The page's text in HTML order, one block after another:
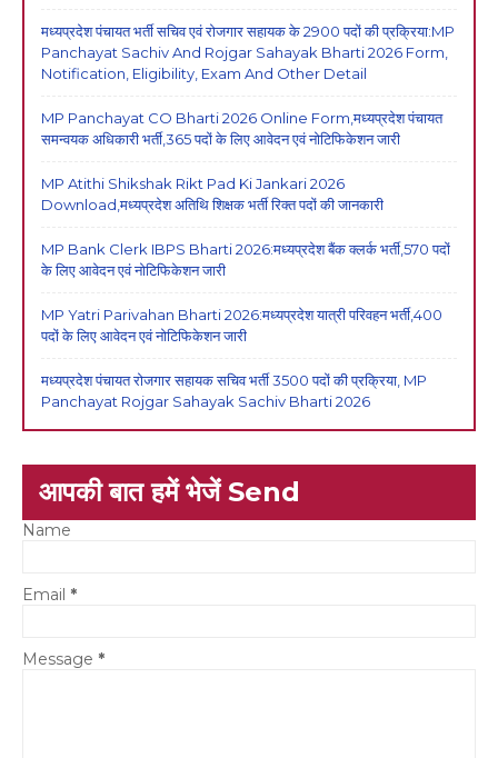
मध्यप्रदेश पंचायत भर्ती सचिव एवं रोजगार सहायक के 2900 पदों की प्रक्रिया:MP
Panchayat Sachiv And Rojgar Sahayak Bharti 2026 Form,
Notification, Eligibility, Exam And Other Detail
MP Panchayat CO Bharti 2026 Online Form,मध्यप्रदेश पंचायत
समन्वयक अधिकारी भर्ती,365 पदों के लिए आवेदन एवं नोटिफिकेशन जारी
MP Atithi Shikshak Rikt Pad Ki Jankari 2026
Download,मध्यप्रदेश अतिथि शिक्षक भर्ती रिक्त पदों की जानकारी
MP Bank Clerk IBPS Bharti 2026:मध्यप्रदेश बैंक क्लर्क भर्ती,570 पदों
के लिए आवेदन एवं नोटिफिकेशन जारी
MP Yatri Parivahan Bharti 2026:मध्यप्रदेश यात्री परिवहन भर्ती,400
पदों के लिए आवेदन एवं नोटिफिकेशन जारी
मध्यप्रदेश पंचायत रोजगार सहायक सचिव भर्ती 3500 पदों की प्रक्रिया, MP
Panchayat Rojgar Sahayak Sachiv Bharti 2026
आपकी बात हमें भेजें Send
Name
Email *
Message *